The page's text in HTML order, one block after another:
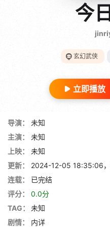
28短剧今
玄幻武侠
立即播放
导演：
未知
主演：
未知
上映：
未知
更新：
2024-12-05 18:35:06
连载：
已完结
评分：
0.0分
TAG：
未知
剧情：
内详